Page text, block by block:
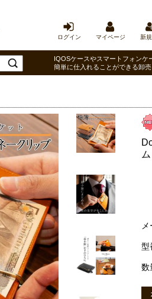
ログイン マイページ 新
IQOSケースやスマートフォンケ
簡単に仕入れることができる卸売
型
数